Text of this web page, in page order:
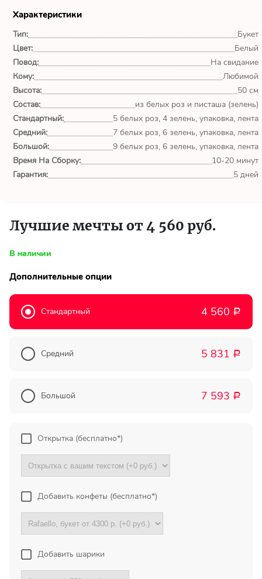
Тымовское,
world.ru, очень рада что
выбрала Вас. Букет
изумительный!
Ульяна
Тымовское,
вовремя. Не подвели. Цветы
свежие. Спасибо.
Тымовское,
Прекрасный букет отличная
Огромное спасибо за
компетентную помощь в
выборе букета. Спасибо
большое. Доставка пришла
вовремя. Остаюсь Вашим
клиентом!
Тамара
Гидроторф,
область
Характеристики
Тип:
Букет
Цвет:
Белый
Повод:
На свидание
Кому:
Любимой
Высота:
50 см
Состав:
из белых роз и писташа (зелень)
Стандартный:
5 белых роз, 4 зелень, упаковка, лента
Средний:
7 белых роз, 6 зелень, упаковка, лента
Большой:
9 белых роз, 6 зелень, упаковка, лента
Время На Сборку:
10-20 минут
Гарантия:
5 дней
Лучшие мечты от 4 560 руб.
В наличии
Дополнительные опции
Стандартный 4 560 Р
Средний 5 831 Р
Большой 7 593 Р
Открытка (бесплатно*)
Добавить конфеты (бесплатно*)
Добавить шарики